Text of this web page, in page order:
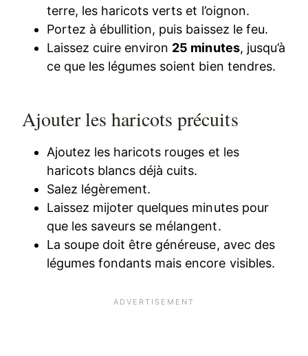
terre, les haricots verts et l’oignon.
Portez à ébullition, puis baissez le feu.
Laissez cuire environ 25 minutes, jusqu’à
ce que les légumes soient bien tendres.
Ajouter les haricots précuits
Ajoutez les haricots rouges et les
haricots blancs déjà cuits.
Salez légèrement.
Laissez mijoter quelques minutes pour
que les saveurs se mélangent.
La soupe doit être généreuse, avec des
légumes fondants mais encore visibles.